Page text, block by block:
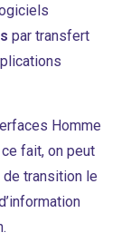
par transfert
Homme
fait, on peut
transition le